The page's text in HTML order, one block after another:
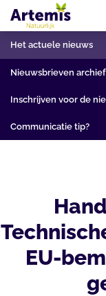
Het actuele nieuws
Nieuwsbrieven archief
Inschrijven voor de
Communicatie tip?
EU-